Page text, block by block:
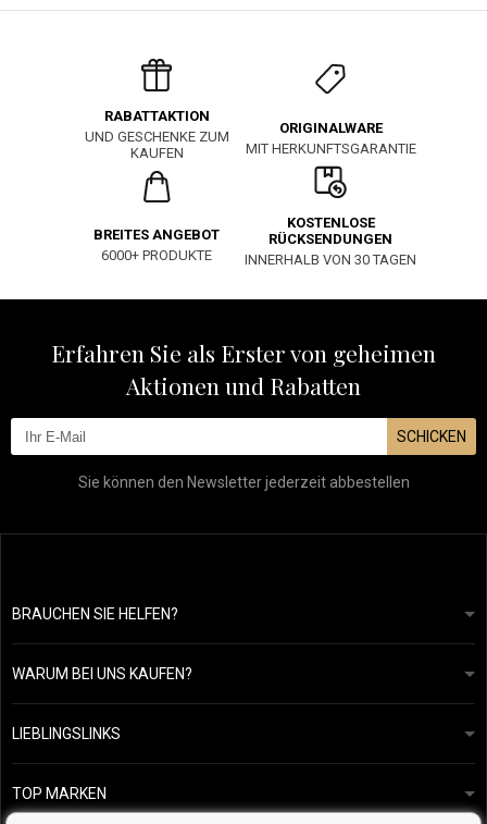
RABATTAKTION
UND GESCHENKE ZUM
KAUFEN
ORIGINALWARE
MIT HERKUNFTSGARANTIE
BREITES ANGEBOT
6000+ PRODUKTE
KOSTENLOSE
RÜCKSENDUNGEN
INNERHALB VON 30 TAGEN
Erfahren Sie als Erster von geheimen
Aktionen und Rabatten
SCHICKEN
Sie können den Newsletter jederzeit abbestellen
BRAUCHEN SIE HELFEN?
info@mapeja.de
Wir werden innerhalb von 24 Stunden antworten.
WARUM BEI UNS KAUFEN?
Allgemeine geschäftsbedingungen
Datenschutzerklärung
Übersicht über Zahlungen und Versand
Rückgabe von Waren
LIEBLINGSLINKS
Unsere Geschichte
Kostenlose Produktproben
TOP MARKEN
Kérastase